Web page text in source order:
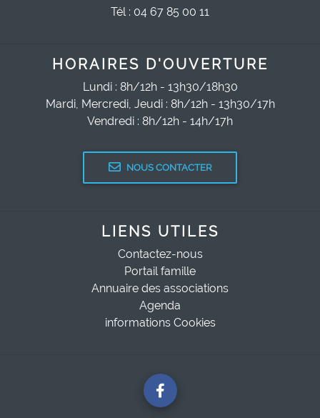
Tél : 04 67 85 00 11
HORAIRES D'OUVERTURE
Lundi : 8h/12h - 13h30/18h30
Mardi, Mercredi, Jeudi : 8h/12h - 13h30/17h
Vendredi : 8h/12h - 14h/17h
NOUS CONTACTER
LIENS UTILES
Contactez-nous
Portail famille
Annuaire des associations
Agenda
informations Cookies